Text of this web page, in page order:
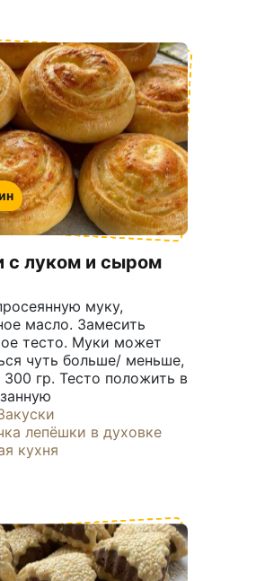
с луком и сыром
муку,
масло. Замесить
тесто. Муки может
чуть больше/ меньше,
гр. Тесто положить в
лепёшки в духовке
кухня